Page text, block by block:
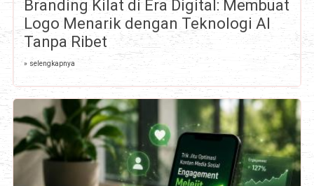
Branding Kilat di Era Digital: Membuat
Logo Menarik dengan Teknologi AI
Tanpa Ribet
» selengkapnya